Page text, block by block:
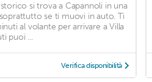
si trova a Capannoli in una
se ti muovi in auto. Ti
al volante per arrivare a Villa
puoi ...
Verifica disponibilità